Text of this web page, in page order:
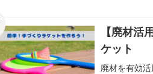
【廃材活
ケット
廃材を有効